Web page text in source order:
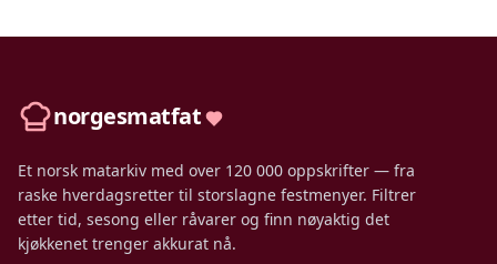
norgesmatfat
Et norsk matarkiv med over 120 000 oppskrifter — fra
raske hverdagsretter til storslagne festmenyer. Filtrer
etter tid, sesong eller råvarer og finn nøyaktig det
kjøkkenet trenger akkurat nå.